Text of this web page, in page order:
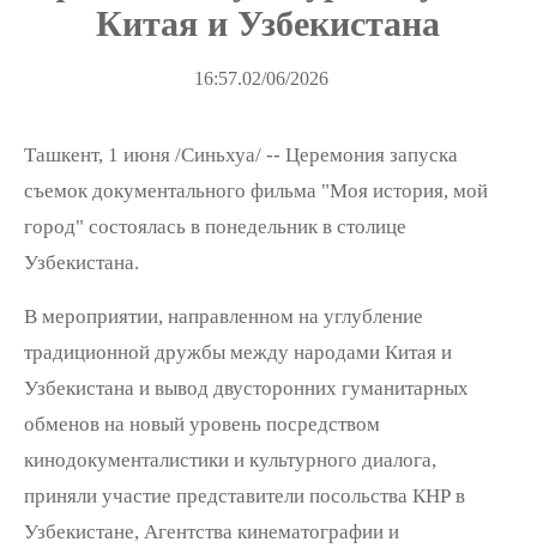
Китая и Узбекистана
16:57.02/06/2026
Ташкент, 1 июня /Синьхуа/ -- Церемония запуска
съемок документального фильма "Моя история, мой
город" состоялась в понедельник в столице
Узбекистана.
В мероприятии, направленном на углубление
традиционной дружбы между народами Китая и
Узбекистана и вывод двусторонних гуманитарных
обменов на новый уровень посредством
кинодокументалистики и культурного диалога,
приняли участие представители посольства КНР в
Узбекистане, Агентства кинематографии и